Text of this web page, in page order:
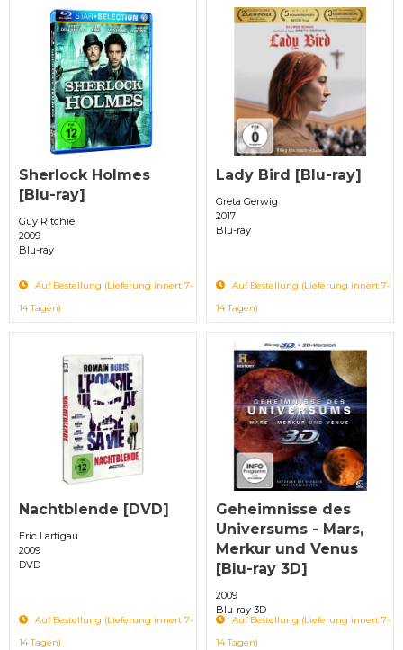
Sherlock Holmes
[Blu-ray]
Guy Ritchie
2009
Blu-ray
Auf Bestellung (Lieferung innert 7-
14 Tagen)
Lady Bird [Blu-ray]
Greta Gerwig
2017
Blu-ray
Auf Bestellung (Lieferung innert 7-
14 Tagen)
Nachtblende [DVD]
Eric Lartigau
2009
DVD
Auf Bestellung (Lieferung innert 7-
14 Tagen)
Geheimnisse des
Universums - Mars,
Merkur und Venus
[Blu-ray 3D]
2009
Blu-ray 3D
Auf Bestellung (Lieferung innert 7-
14 Tagen)